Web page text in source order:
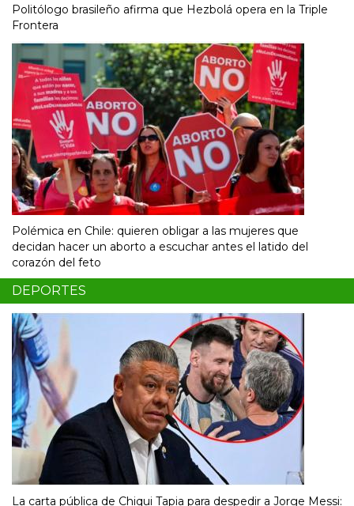
Politólogo brasileño afirma que Hezbolá opera en la Triple
Frontera
Polémica en Chile: quieren obligar a las mujeres que
decidan hacer un aborto a escuchar antes el latido del
corazón del feto
DEPORTES
La carta pública de Chiqui Tapia para despedir a Jorge Messi: